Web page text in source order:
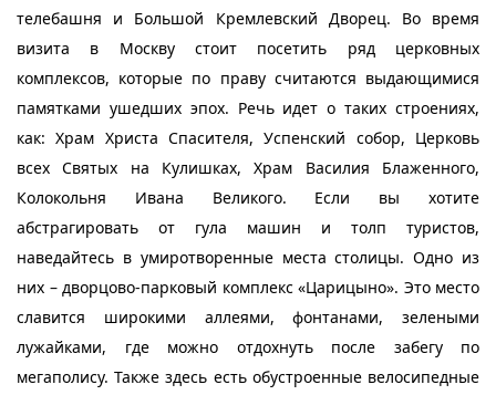
телебашня и Большой Кремлевский Дворец. Во время
визита в Москву стоит посетить ряд церковных
комплексов, которые по праву считаются выдающимися
памятками ушедших эпох. Речь идет о таких строениях,
как: Храм Христа Спасителя, Успенский собор, Церковь
всех Святых на Кулишках, Храм Василия Блаженного,
Колокольня Ивана Великого. Если вы хотите
абстрагировать от гула машин и толп туристов,
наведайтесь в умиротворенные места столицы. Одно из
них – дворцово-парковый комплекс «Царицыно». Это место
славится широкими аллеями, фонтанами, зелеными
лужайками, где можно отдохнуть после забегу по
мегаполису. Также здесь есть обустроенные велосипедные